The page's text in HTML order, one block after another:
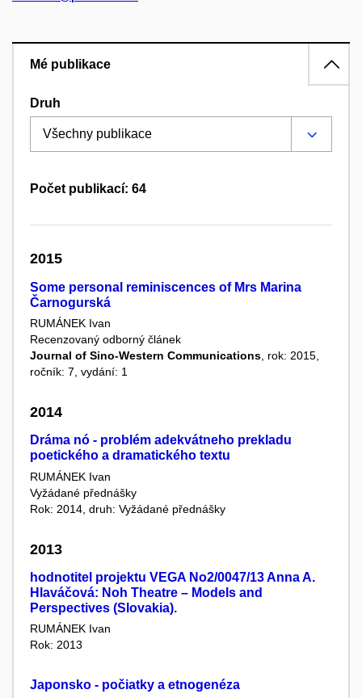
Mé publikace
Druh
Počet publikací: 64
2015
Some personal reminiscences of Mrs Marina
Čarnogurská
RUMÁNEK Ivan
Recenzovaný odborný článek
Journal of Sino-Western Communications , rok: 2015,
ročník: 7, vydání: 1
2014
Dráma nó - problém adekvátneho prekladu
poetického a dramatického textu
RUMÁNEK Ivan
Vyžádané přednášky
Rok: 2014, druh: Vyžádané přednášky
2013
hodnotitel projektu VEGA No2/0047/13 Anna A.
Hlaváčová: Noh Theatre – Models and
Perspectives (Slovakia).
RUMÁNEK Ivan
Rok: 2013
Japonsko - počiatky a etnogenéza